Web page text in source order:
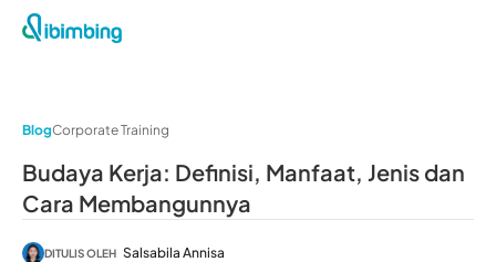
BlogCorporate Training
Budaya Kerja: Definisi, Manfaat, Jenis dan
Cara Membangunnya
DITULIS OLEH Salsabila Annisa